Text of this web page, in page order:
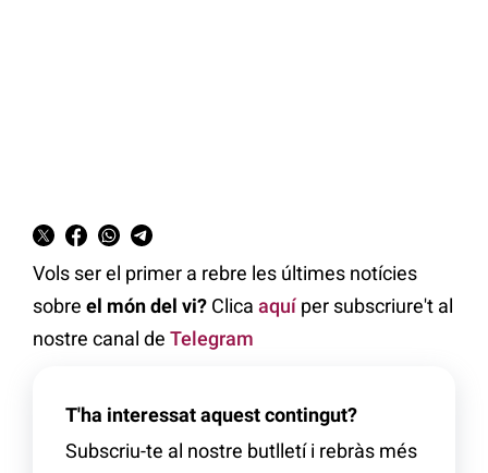
Vols ser el primer a rebre les últimes notícies
sobre el món del vi? Clica aquíper subscriure't al
nostre canal de Telegram
T'ha interessat aquest contingut?
Subscriu-te al nostre butlletí i rebràs més